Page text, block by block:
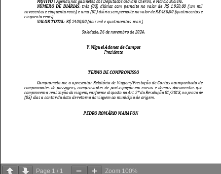
Page 1 / 1 Zoom 100%